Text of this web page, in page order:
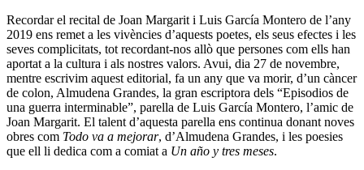
Recordar el recital de Joan Margarit i Luis García Montero de l’any
2019 ens remet a les vivències d’aquests poetes, els seus efectes i les
seves complicitats, tot recordant-nos allò que persones com ells han
aportat a la cultura i als nostres valors. Avui, dia 27 de novembre,
mentre escrivim aquest editorial, fa un any que va morir, d’un càncer
de colon, Almudena Grandes, la gran escriptora dels “Episodios de
una guerra interminable”, parella de Luis García Montero, l’amic de
Joan Margarit. El talent d’aquesta parella ens continua donant noves
obres com Todo va a mejorar, d’Almudena Grandes, i les poesies
que ell li dedica com a comiat a Un año y tres meses.